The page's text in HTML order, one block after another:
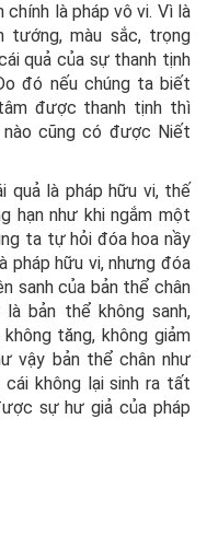
là pháp vô vi. Vì là
tướng, màu sắc, trọng
quả của sự thanh tịnh
đó nếu chúng ta biết
được thanh tịnh thì
cũng có được Niết
quả là pháp hữu vi, thế
hạn như khi ngắm một
ta tự hỏi đóa hoa nầy
pháp hữu vi, nhưng đóa
sanh của bản thể chân
bản thể không sanh,
tăng, không giảm
vậy bản thể chân như
cái không lại sinh ra tất
sự hư giả của pháp